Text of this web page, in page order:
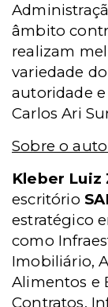
âmbito
realizam
variedade
autoridade
Carlos Ari
Sobre o
Kleber Luiz
escritório
estratégico
como
Imobiliário,
Alimentos e
Contratos,